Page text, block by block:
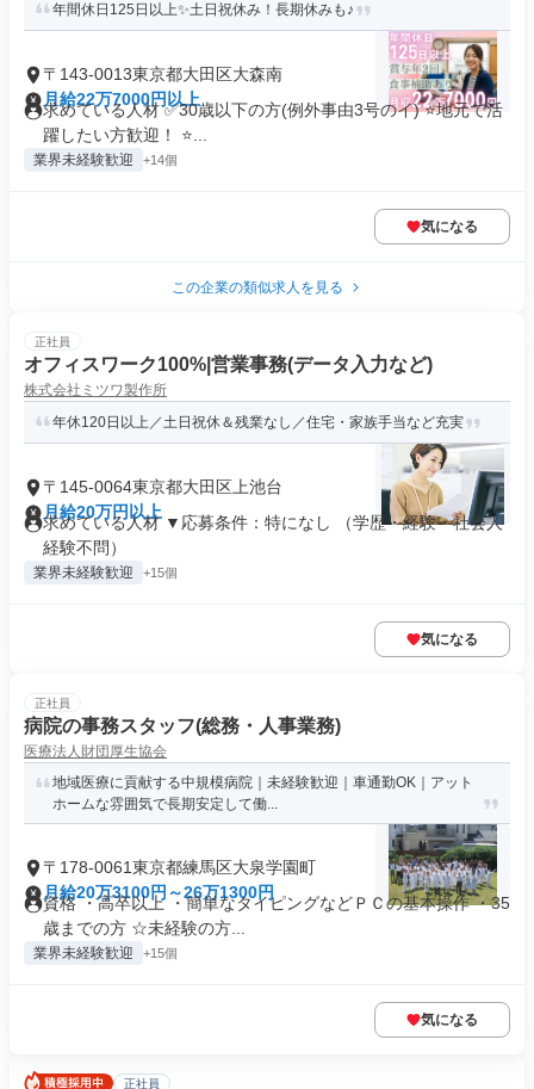
年間休日125日以上✨土日祝休み！長期休みも♪
〒143-0013東京都大田区大森南
月給22万7000円以上
求めている人材 ✅30歳以下の方(例外事由3号のイ) ⭐地元で活
躍したい方歓迎！ ⭐...
業界未経験歓迎 +14個
気になる
この企業の類似求人を見る
正社員
オフィスワーク100%|営業事務(データ入力など)
株式会社ミツワ製作所
年休120日以上／土日祝休＆残業なし／住宅・家族手当など充実
〒145-0064東京都大田区上池台
月給20万円以上
求めている人材 ▼応募条件：特になし （学歴・経験・社会人
経験不問）
業界未経験歓迎 +15個
気になる
正社員
病院の事務スタッフ(総務・人事業務)
医療法人財団厚生協会
地域医療に貢献する中規模病院｜未経験歓迎｜車通勤OK｜アット
ホームな雰囲気で長期安定して働...
〒178-0061東京都練馬区大泉学園町
月給20万3100円～26万1300円
資格 ・高卒以上 ・簡単なタイピングなどＰＣの基本操作 ・35
歳までの方 ☆未経験の方...
業界未経験歓迎 +15個
気になる
正社員